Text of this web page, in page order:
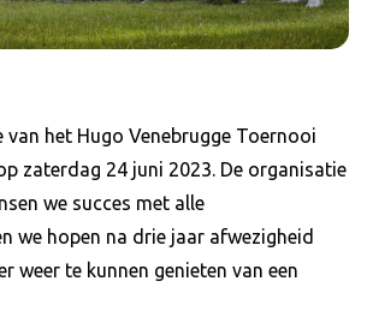
het Hugo Venebrugge Toernooi
zaterdag 24 juni 2023. De organisatie
we succes met alle
we hopen na drie jaar afwezigheid
weer te kunnen genieten van een